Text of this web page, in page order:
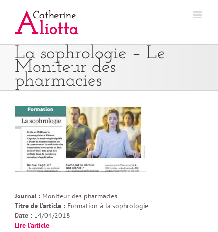
contenu
La sophrologie – Le
Moniteur des
pharmacies
Journal : Moniteur des pharmacies
Titre de l’article : Formation à la sophrologie
Date : 14/04/2018
Lire l’article